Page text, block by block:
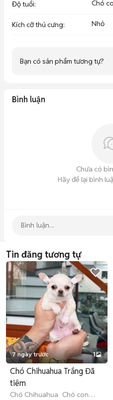
Độ tuổi: Chó
Kích cỡ thú cưng: Nhỏ
Bạn có sản phẩm tương tự?
Bình luận
Chưa có
Hãy để lại bình
Tin đăng tương tự
7 ngày trước 1
Chó Chihuahua Trắng Đã
tiêm
Chó Chihuahua Chó con